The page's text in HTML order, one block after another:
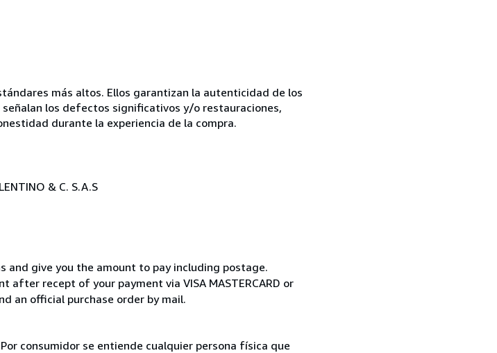
más altos. Ellos garantizan la autenticidad de los
los defectos significativos y/o restauraciones,
durante la experiencia de la compra.
& C. S.A.S
and give you the amount to pay including postage.
recept of your payment via VISA MASTERCARD or
an official purchase order by mail.
consumidor se entiende cualquier persona física que